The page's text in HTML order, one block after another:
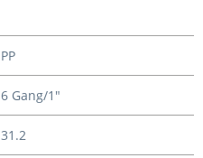
PP
6 Gang/1"
31.2